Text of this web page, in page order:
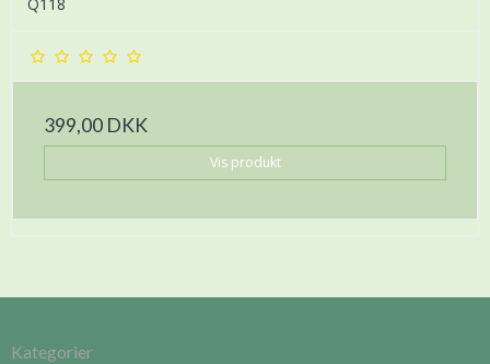
399,00 DKK
Vis produkt
Kategorier